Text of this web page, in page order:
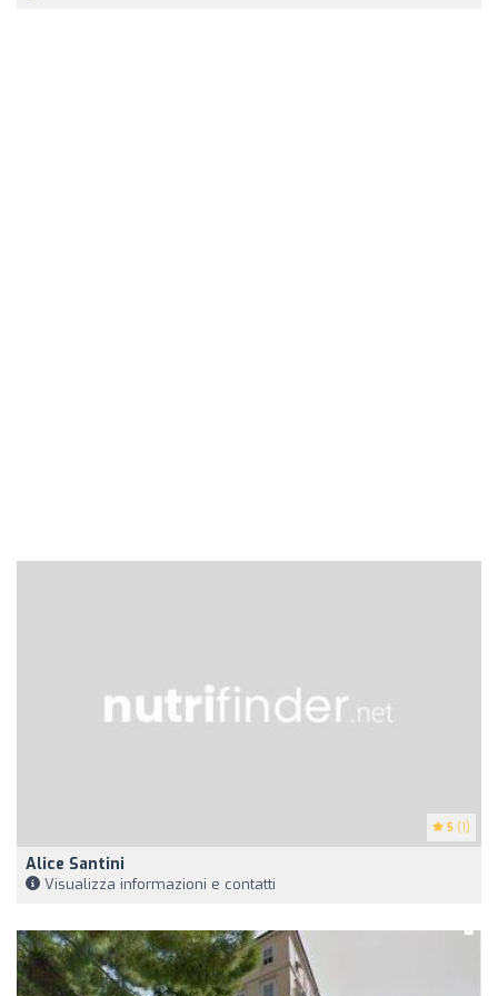
5 (1)
Alice Santini
Visualizza informazioni e contatti